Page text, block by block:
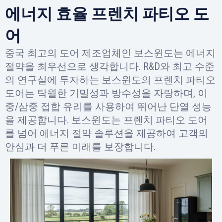
에너지 효율 프렌치 파티오 도
어
중국 최고의 도어 제조업체인 보스윈도는 에너지
절약을 최우선으로 생각합니다. R&D와 최고 수준
의 연구실에 투자하는 보스윈도의 프렌치 파티오
도어는 탁월한 기밀성과 방수성을 자랑하며, 이
중/삼중 접합 유리를 사용하여 뛰어난 단열 성능
을 제공합니다. 보스윈도는 프렌치 파티오 도어
를 넘어 에너지 절약 솔루션을 제공하여 고객의
안심과 더 푸른 미래를 보장합니다.